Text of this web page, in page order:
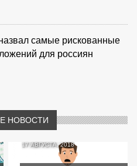
самые рискованные
для россиян
НОВОСТИ
17 АВГУСТА, 2018